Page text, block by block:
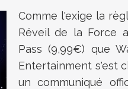
Comme l'exige la
Réveil de la Force
Pass (9,99€) que
Entertainment s'est
un communiqué